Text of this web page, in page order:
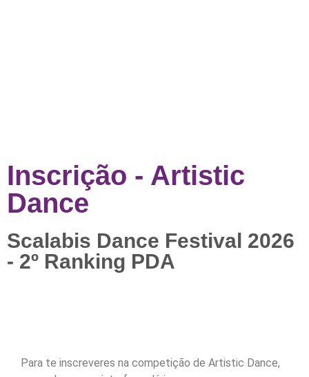
Inscrição - Artistic
Dance
Scalabis Dance Festival 2026
- 2º Ranking PDA
Para te inscreveres na competição de Artistic Dance,